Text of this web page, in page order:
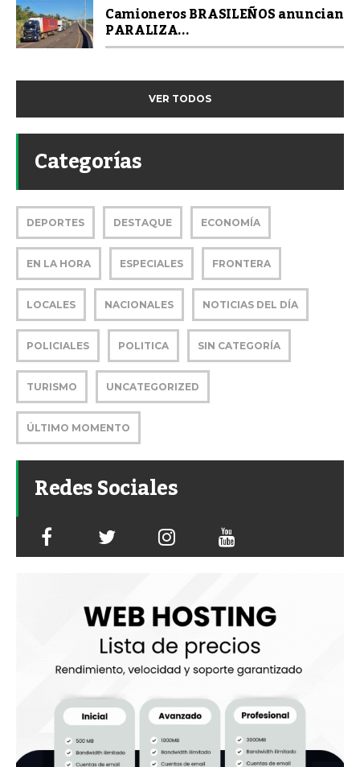
Camioneros BRASILEÑOS anuncian
PARALIZA...
VER TODOS
Categorías
DEPORTES DESTAQUE ECONOMÍA
EN LA HORA ESPECIALES FRONTERA
LOCALES NACIONALES NOTICIAS DEL DÍA
POLICIALES POLITICA SIN CATEGORÍA
TURISMO UNCATEGORIZED
ÚLTIMO MOMENTO
Redes Sociales